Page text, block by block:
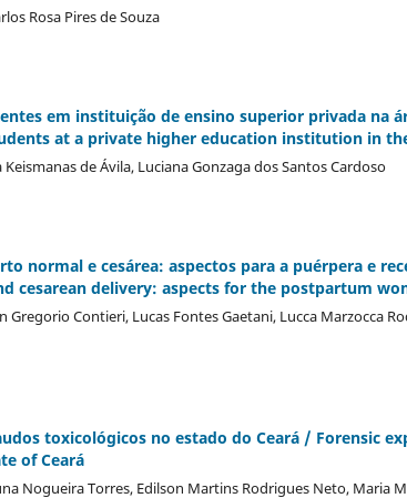
Rosa Pires de Souza
em instituição de ensino superior privada na
at a private higher education institution in
Keismanas de Ávila, Luciana Gonzaga dos Santos Cardoso
normal e cesárea: aspectos para a puérpera e
cesarean delivery: aspects for the postpartum
Gregorio Contieri, Lucas Fontes Gaetani, Lucca Marzocca
toxicológicos no estado do Ceará / Forensic
of Ceará
Nogueira Torres, Edilson Martins Rodrigues Neto, Maria